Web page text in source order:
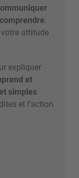
.
votre attitude
expliquer
et
simples
et l’action